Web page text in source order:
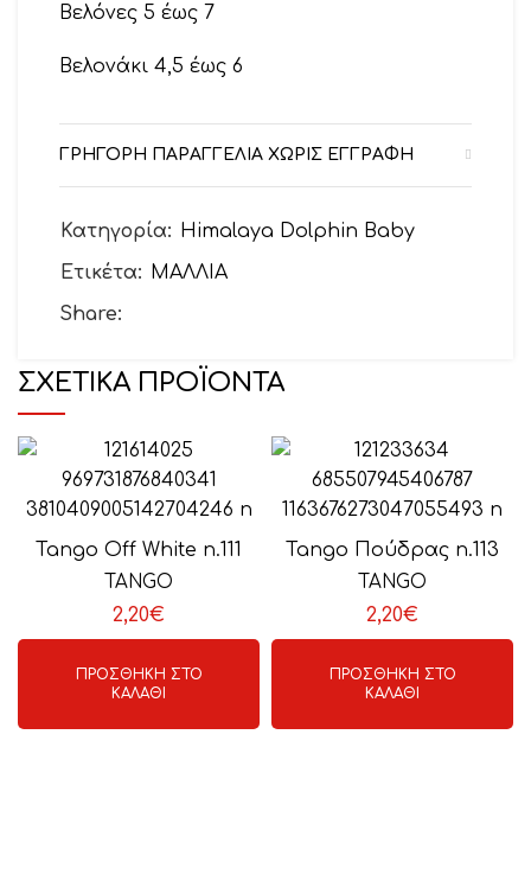
Βελόνες 5 έως 7
Βελονάκι 4,5 έως 6
ΓΡΗΓΟΡΗ ΠΑΡΑΓΓΕΛΙΑ ΧΩΡΙΣ ΕΓΓΡΑΦΗ
Κατηγορία:
Himalaya Dolphin Baby
Ετικέτα:
ΜΑΛΛΙΑ
Share:
ΣΧΕΤΙΚΆ ΠΡΟΪΌΝΤΑ
Tango Off White n.111
TANGO
2,20€
ΠΡΟΣΘΉΚΗ ΣΤΟ
ΚΑΛΆΘΙ
Tango Πούδρας n.113
TANGO
2,20€
ΠΡΟΣΘΉΚΗ ΣΤΟ
ΚΑΛΆΘΙ